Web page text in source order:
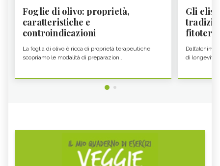
Foglie di olivo: proprietà,
caratteristiche e
controindicazioni
La foglia di olivo è ricca di proprietà terapeutiche:
scopriamo le modalità di preparazion...
Gli
fitoter...
di longevità